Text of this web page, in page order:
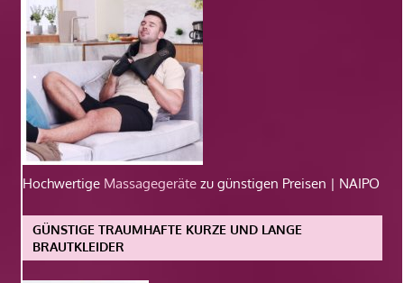
Hochwertige Massagegeräte zu günstigen Preisen | NAIPO
GÜNSTIGE TRAUMHAFTE KURZE UND LANGE
BRAUTKLEIDER